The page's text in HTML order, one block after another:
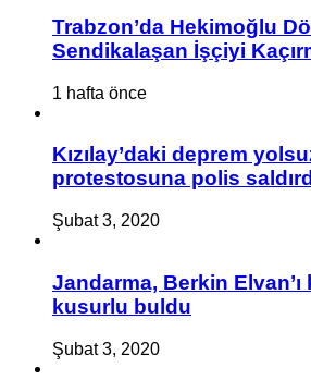
Trabzon’da Hekimoğlu
Sendikalaşan İşçiyi
1 hafta önce
Kızılay’daki deprem
protestosuna polis
Şubat 3, 2020
Jandarma, Berkin
kusurlu buldu
Şubat 3, 2020